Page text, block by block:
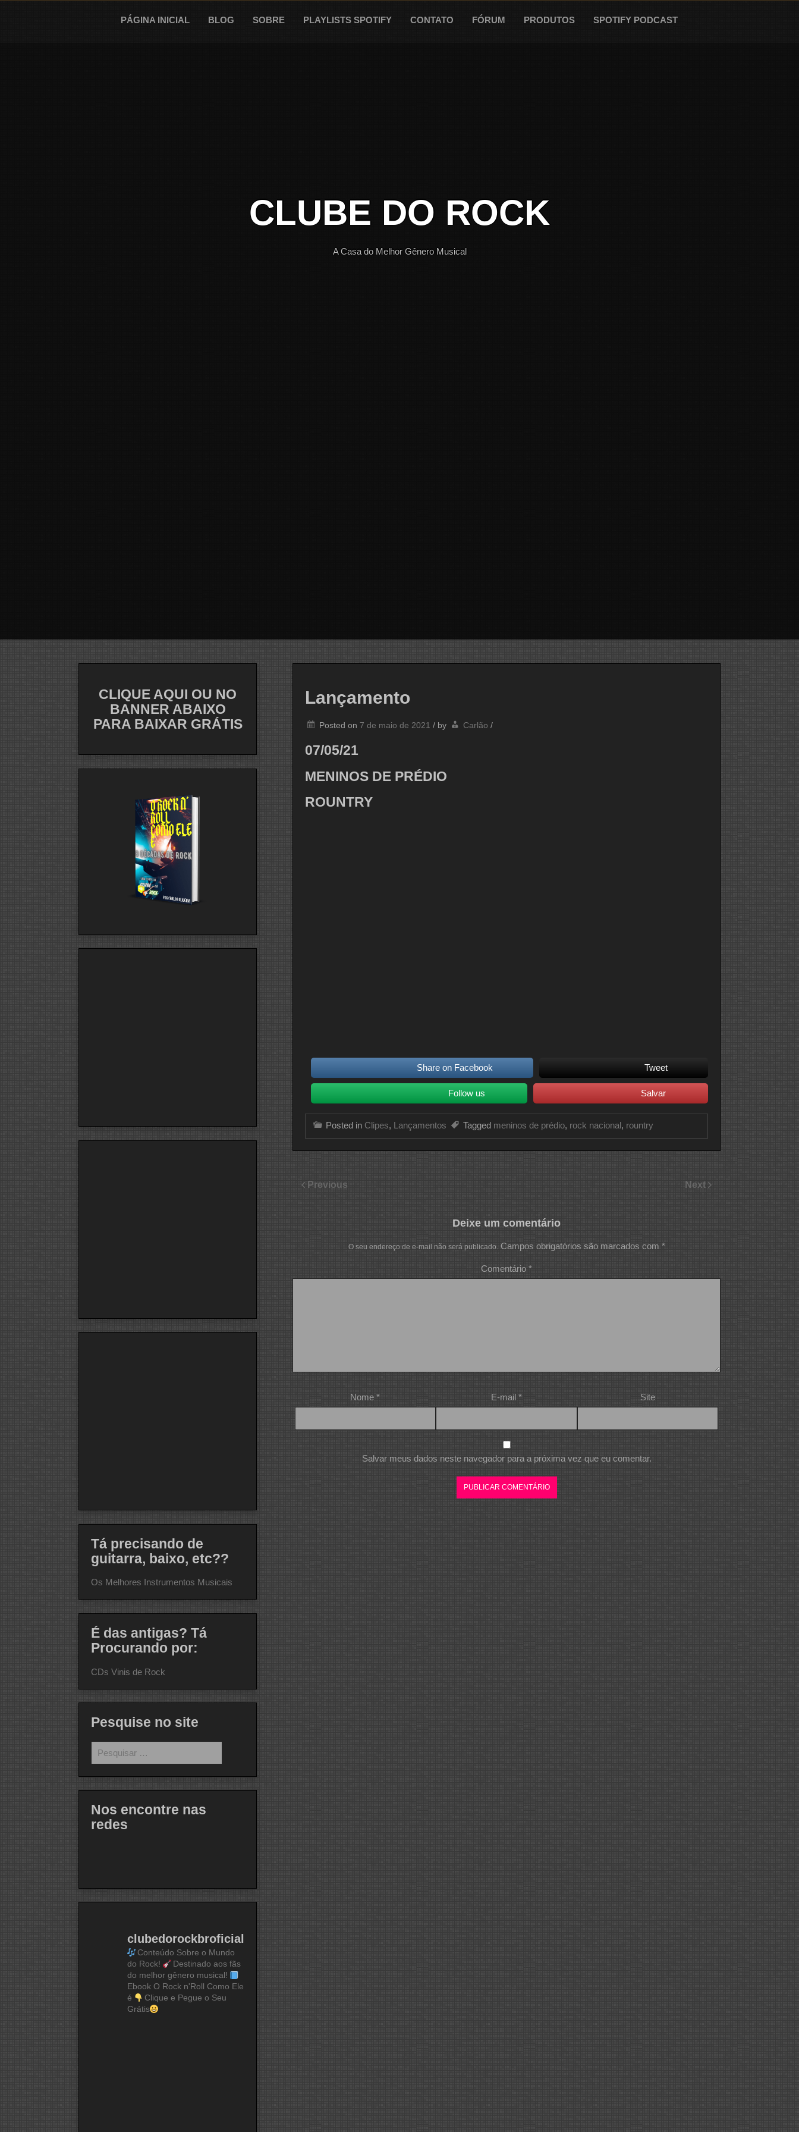
PÁGINA INICIAL BLOG SOBRE PLAYLISTS SPOTIFY CONTATO FÓRUM PRODUTOS SPOTIFY PODCAST
CLUBE DO ROCK
A Casa do Melhor Gênero Musical
Lançamento
Posted on 7 de maio de 2021 / by Carlão /
07/05/21
MENINOS DE PRÉDIO
ROUNTRY
Share on Facebook Tweet
Follow us Salvar
Posted in Clipes, Lançamentos Tagged meninos de prédio, rock nacional, rountry
Previous Next
Deixe um comentário
O seu endereço de e-mail não será publicado. Campos obrigatórios são marcados com *
Comentário *
Nome* E-mail * Site
Salvar meus dados neste navegador para a próxima vez que eu comentar.
CLIQUE AQUI OU NO
BANNER ABAIXO
PARA BAIXAR GRÁTIS
Tá precisando de
guitarra, baixo, etc??
Os Melhores Instrumentos Musicais
É das antigas? Tá
Procurando por:
CDs Vinis de Rock
Pesquise no site
por:
Nos encontre nas
redes
clubedorockbroficial
Conteúdo Sobre o Mundo
do Rock!
Destinado aos fãs
do melhor gênero musical!
Ebook O Rock n'Roll Como Ele
é
Clique e Pegue o Seu
Grátis